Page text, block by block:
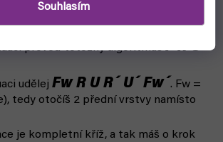
Souhlasím
udělej algoritmus
situace.
proveď totožný algoritmusF R U
udělej Fw R U R´ U´ Fw´ . Fw =
tedy otočíš 2 přední vrstvy namísto
je kompletní kříž, a tak máš o krok